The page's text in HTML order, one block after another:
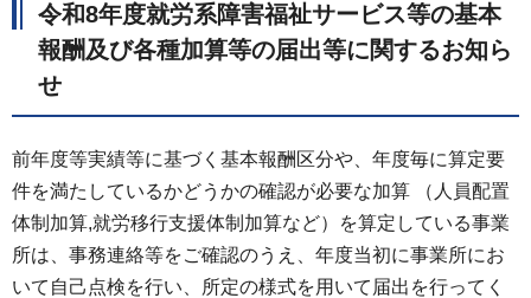
令和8年度就労系障害福祉サービス等の基本
報酬及び各種加算等の届出等に関するお知ら
せ
前年度等実績等に基づく基本報酬区分や、年度毎に算定要
件を満たしているかどうかの確認が必要な加算 （人員配置
体制加算,就労移行支援体制加算など）を算定している事業
所は、事務連絡等をご確認のうえ、年度当初に事業所にお
いて自己点検を行い、所定の様式を用いて届出を行ってく